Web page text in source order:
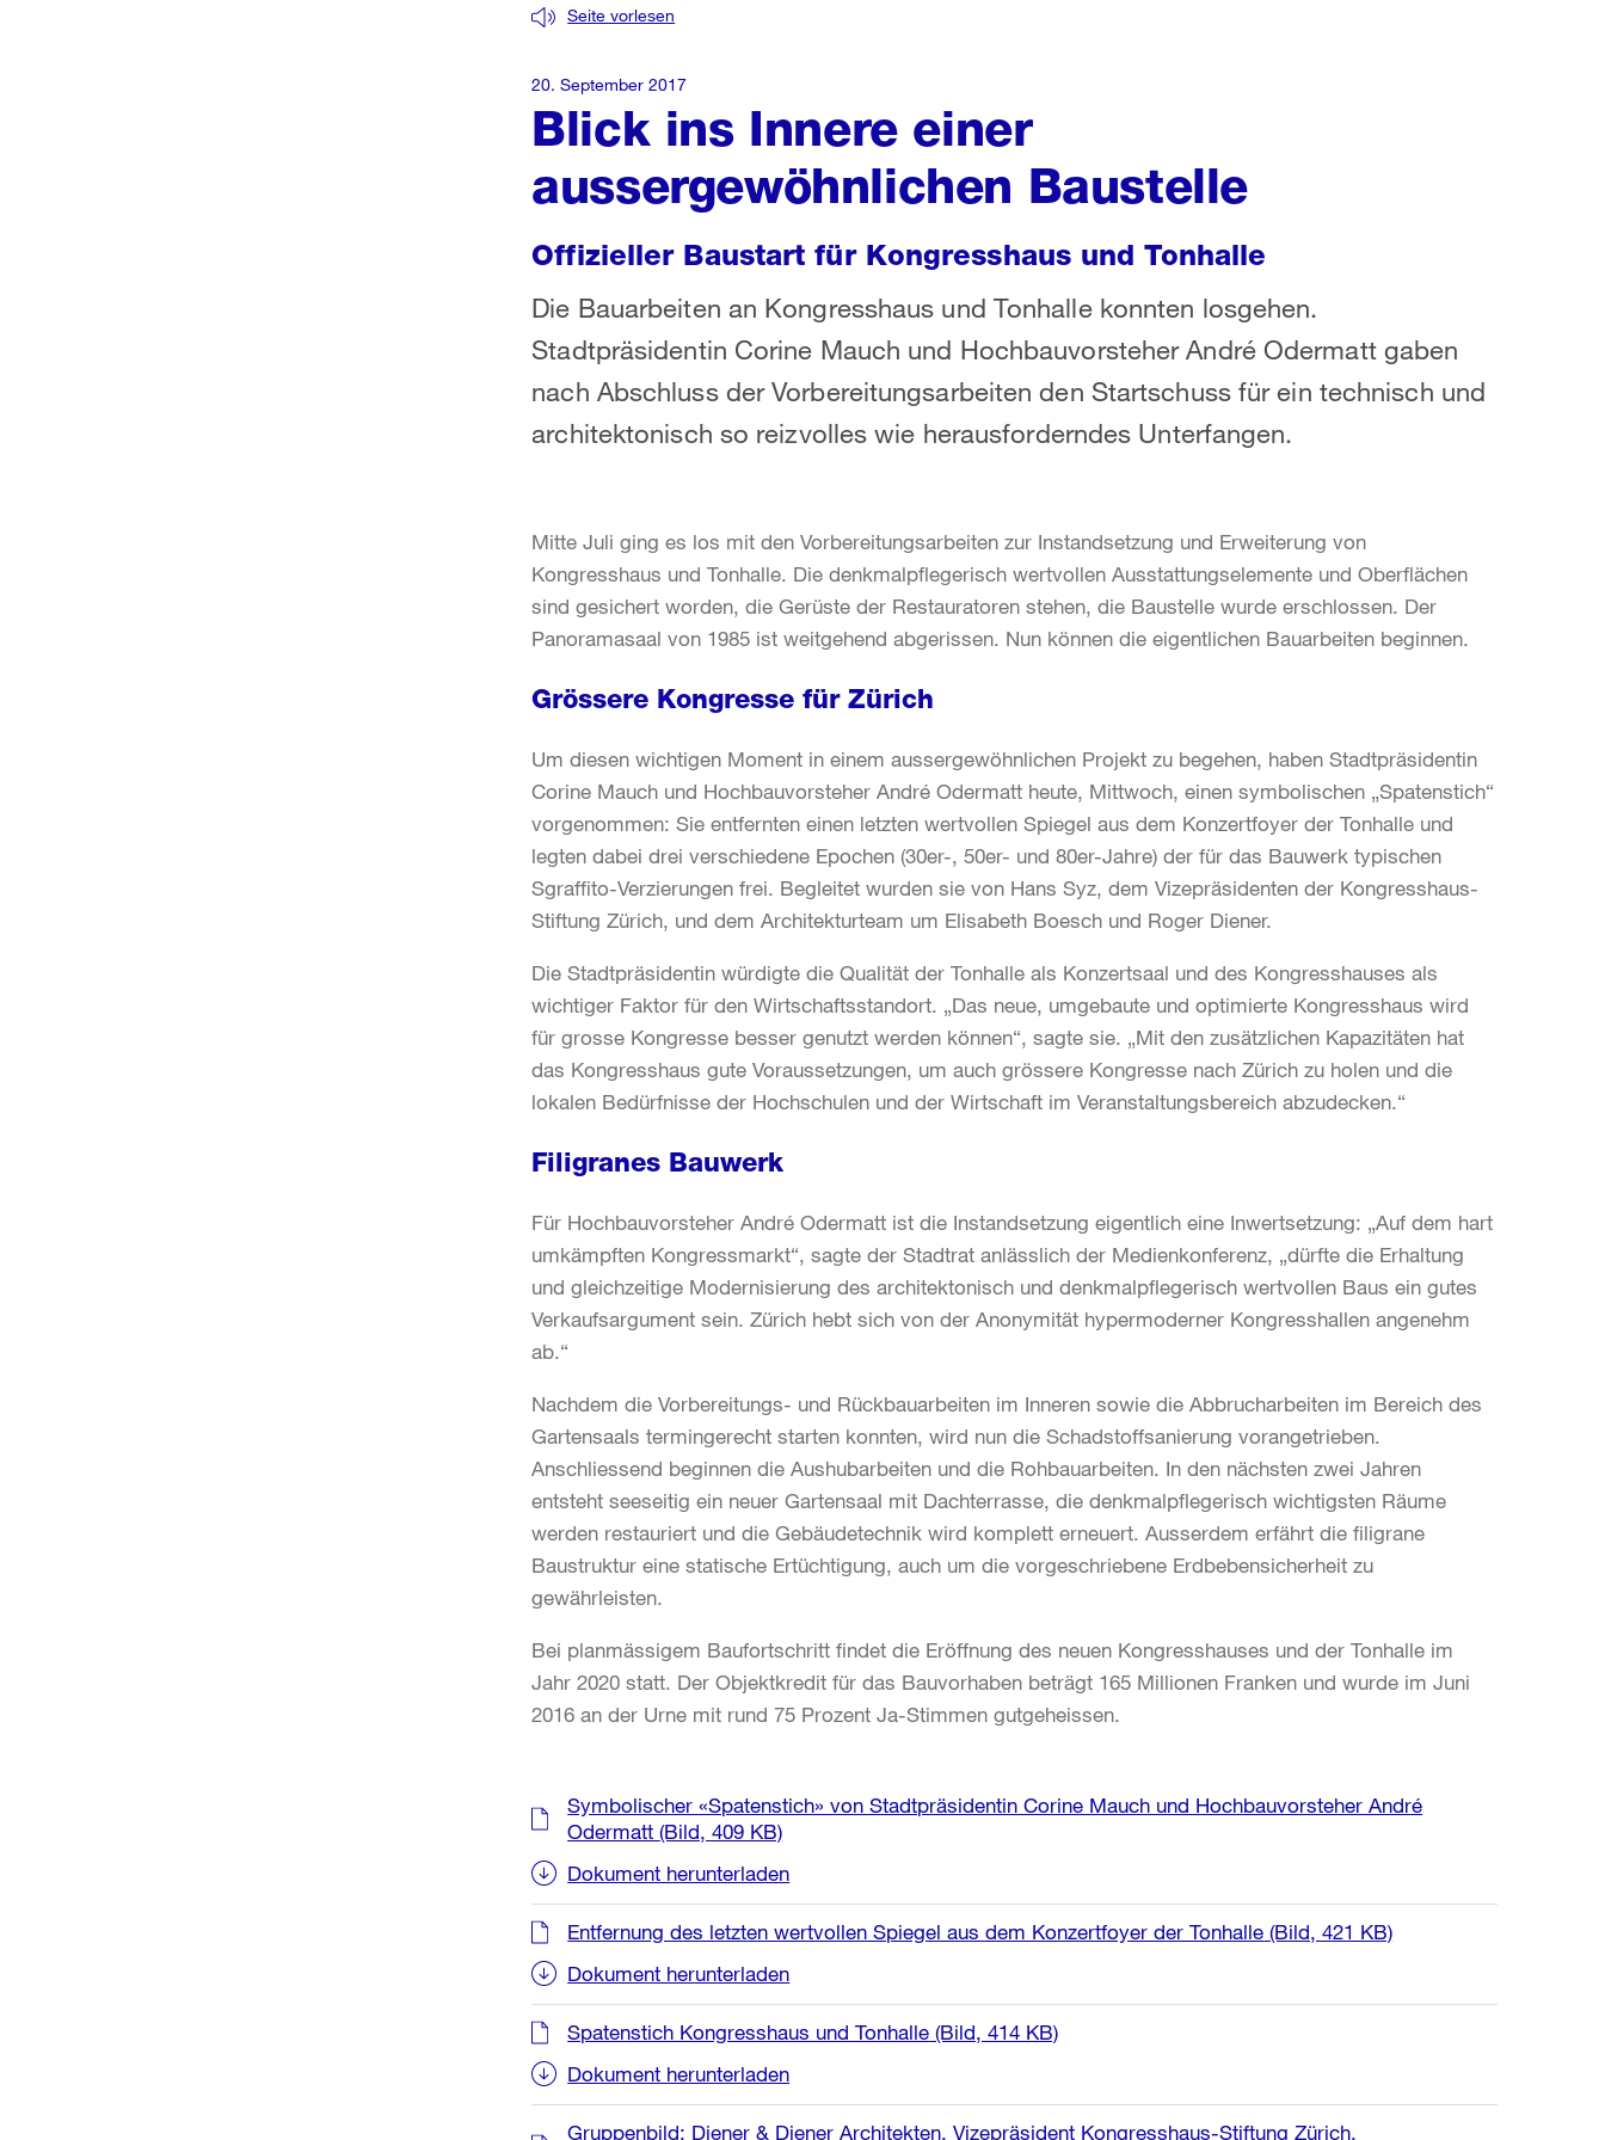
Blick ins Innere einer
aussergewöhnlichen Baustelle
Seite vorlesen
Offizieller Baustart für Kongresshaus und Tonhalle
Die Bauarbeiten an Kongresshaus und Tonhalle konnten losgehen.
Stadtpräsidentin Corine Mauch und Hochbauvorsteher André Odermatt gaben
nach Abschluss der Vorbereitungsarbeiten den Startschuss für ein technisch und
architektonisch so reizvolles wie herausforderndes Unterfangen.
20. September 2017
Mitte Juli ging es los mit den Vorbereitungsarbeiten zur Instandsetzung und Erweiterung von
Kongresshaus und Tonhalle. Die denkmalpflegerisch wertvollen Ausstattungselemente und Oberflächen
sind gesichert worden, die Gerüste der Restauratoren stehen, die Baustelle wurde erschlossen. Der
Panoramasaal von 1985 ist weitgehend abgerissen. Nun können die eigentlichen Bauarbeiten beginnen.
Grössere Kongresse für Zürich
Um diesen wichtigen Moment in einem aussergewöhnlichen Projekt zu begehen, haben Stadtpräsidentin
Corine Mauch und Hochbauvorsteher André Odermatt heute, Mittwoch, einen symbolischen „Spatenstich“
vorgenommen: Sie entfernten einen letzten wertvollen Spiegel aus dem Konzertfoyer der Tonhalle und
legten dabei drei verschiedene Epochen (30er-, 50er- und 80er-Jahre) der für das Bauwerk typischen
Sgraffito-Verzierungen frei. Begleitet wurden sie von Hans Syz, dem Vizepräsidenten der Kongresshaus-
Stiftung Zürich, und dem Architekturteam um Elisabeth Boesch und Roger Diener.
Die Stadtpräsidentin würdigte die Qualität der Tonhalle als Konzertsaal und des Kongresshauses als
wichtiger Faktor für den Wirtschaftsstandort. „Das neue, umgebaute und optimierte Kongresshaus wird
für grosse Kongresse besser genutzt werden können“, sagte sie. „Mit den zusätzlichen Kapazitäten hat
das Kongresshaus gute Voraussetzungen, um auch grössere Kongresse nach Zürich zu holen und die
lokalen Bedürfnisse der Hochschulen und der Wirtschaft im Veranstaltungsbereich abzudecken.“
Filigranes Bauwerk
Für Hochbauvorsteher André Odermatt ist die Instandsetzung eigentlich eine Inwertsetzung: „Auf dem hart
umkämpften Kongressmarkt“, sagte der Stadtrat anlässlich der Medienkonferenz, „dürfte die Erhaltung
und gleichzeitige Modernisierung des architektonisch und denkmalpflegerisch wertvollen Baus ein gutes
Verkaufsargument sein. Zürich hebt sich von der Anonymität hypermoderner Kongresshallen angenehm
ab.“
Nachdem die Vorbereitungs- und Rückbauarbeiten im Inneren sowie die Abbrucharbeiten im Bereich des
Gartensaals termingerecht starten konnten, wird nun die Schadstoffsanierung vorangetrieben.
Anschliessend beginnen die Aushubarbeiten und die Rohbauarbeiten. In den nächsten zwei Jahren
entsteht seeseitig ein neuer Gartensaal mit Dachterrasse, die denkmalpflegerisch wichtigsten Räume
werden restauriert und die Gebäudetechnik wird komplett erneuert. Ausserdem erfährt die filigrane
Baustruktur eine statische Ertüchtigung, auch um die vorgeschriebene Erdbebensicherheit zu
gewährleisten.
Bei planmässigem Baufortschritt findet die Eröffnung des neuen Kongresshauses und der Tonhalle im
Jahr 2020 statt. Der Objektkredit für das Bauvorhaben beträgt 165 Millionen Franken und wurde im Juni
2016 an der Urne mit rund 75 Prozent Ja-Stimmen gutgeheissen.
Weitere
Informationen
Symbolischer «Spatenstich» von Stadtpräsidentin Corine Mauch und Hochbauvorsteher André
Odermatt(Bild, 409 KB)
Dokument herunterladen
Entfernung des letzten wertvollen Spiegel aus dem Konzertfoyer der Tonhalle (Bild, 421 KB)
Dokument herunterladen
Spatenstich Kongresshaus und Tonhalle (Bild, 414 KB)
Dokument herunterladen
Gruppenbild: Diener & Diener Architekten, Vizepräsident Kongresshaus-Stiftung Zürich,